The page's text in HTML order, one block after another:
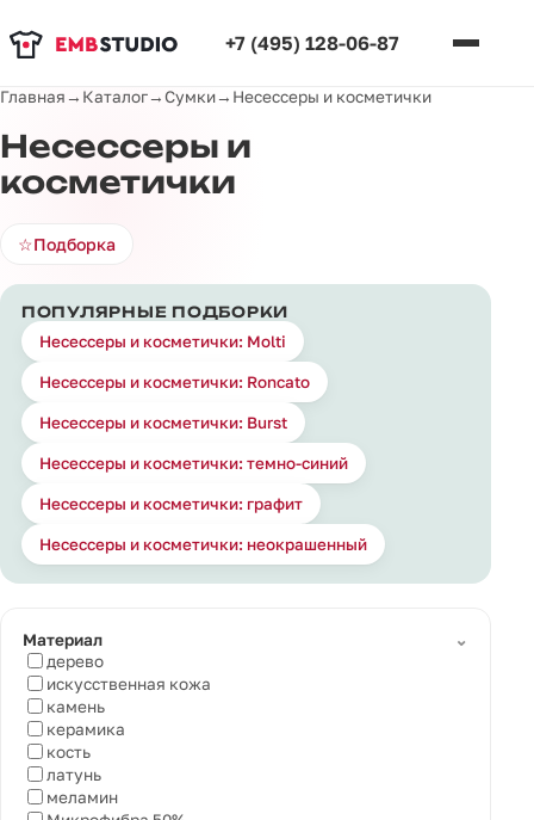
+7 (495) 128-06-87
Главная→ Каталог→Сумки→ Несессеры и косметички
Несессеры и
косметички
☆Подборка
ПОПУЛЯРНЫЕ ПОДБОРКИ
Несессеры и косметички: Molti
Несессеры и косметички: Roncato
Несессеры и косметички: Burst
Несессеры и косметички: темно-синий
Несессеры и косметички: графит
Несессеры и косметички: неокрашенный
Материал
⌄
дерево
искусственная кожа
камень
керамика
кость
латунь
меламин